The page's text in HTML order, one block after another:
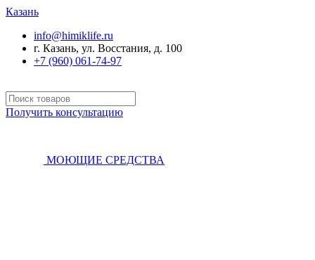
Казань
info@himiklife.ru
г. Казань, ул. Восстания, д. 100
+7 (960) 061-74-97
Получить консультацию
МОЮЩИЕ СРЕДСТВА